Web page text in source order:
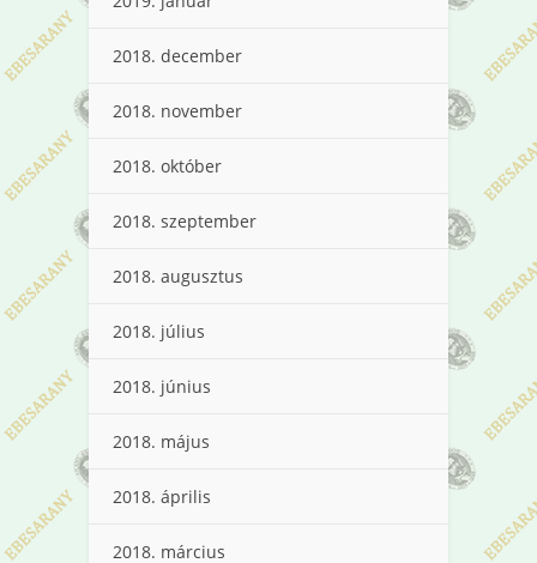
2018. december
2018. november
2018. október
2018. szeptember
2018. augusztus
2018. július
2018. június
2018. május
2018. április
2018. március